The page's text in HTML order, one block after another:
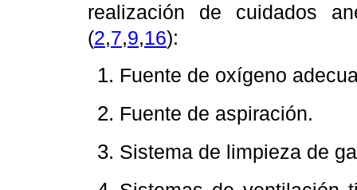
realización de cuidados
(2,7,9,16):
Fuente de oxígeno
Fuente de aspiración.
Sistema de limpieza de